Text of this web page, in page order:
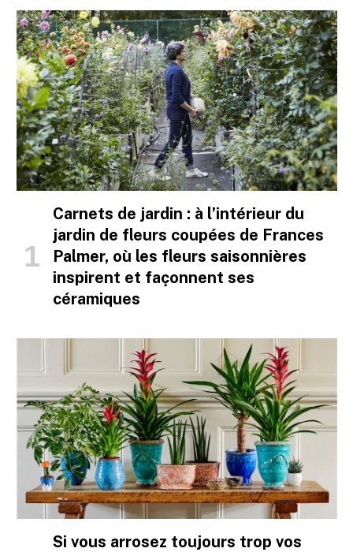
Carnets de jardin : à l’intérieur du
jardin de fleurs coupées de Frances
Palmer, où les fleurs saisonnières
inspirent et façonnent ses
céramiques
Si vous arrosez toujours trop vos